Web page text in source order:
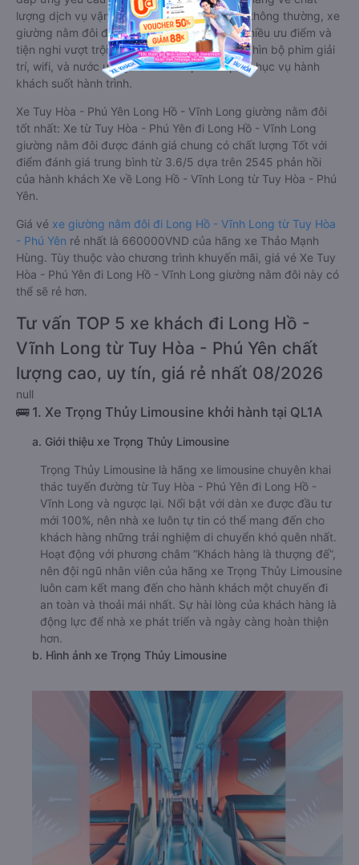
lượng dịch vụ vận tải. So với xe giường nằm thông thường, xe
giường nằm đôi đi Long Hồ - Vĩnh Long có nhiều ưu điểm và
tiện nghi vượt trội. Màn hình LCD với hàng nghìn bộ phim giải
trí, wifi, và nước uống và chăn đắp miễn phí phục vụ hành
khách suốt hành trình.
Xe Tuy Hòa - Phú Yên Long Hồ - Vĩnh Long giường nằm đôi
tốt nhất: Xe từ Tuy Hòa - Phú Yên đi Long Hồ - Vĩnh Long
giường nằm đôi được đánh giá chung có chất lượng Tốt với
điểm đánh giá trung bình từ 3.6/5 dựa trên 2545 phản hồi
của hành khách Xe về Long Hồ - Vĩnh Long từ Tuy Hòa - Phú
Yên.
Giá vé xe giường nằm đôi đi Long Hồ - Vĩnh Long từ Tuy Hòa
- Phú Yên rẻ nhất là 660000VND của hãng xe Thảo Mạnh
Hùng. Tùy thuộc vào chương trình khuyến mãi, giá vé Xe Tuy
Hòa - Phú Yên đi Long Hồ - Vĩnh Long giường nằm đôi này có
thể sẽ rẻ hơn.
Tư vấn TOP 5 xe khách đi Long Hồ -
Vĩnh Long từ Tuy Hòa - Phú Yên chất
lượng cao, uy tín, giá rẻ nhất 08/2026
null
🚌 1. Xe Trọng Thủy Limousine khởi hành tại QL1A
a. Giới thiệu xe Trọng Thủy Limousine
Trọng Thủy Limousine là hãng xe limousine chuyên khai
thác tuyến đường từ Tuy Hòa - Phú Yên đi Long Hồ -
Vĩnh Long và ngược lại. Nổi bật với dàn xe được đầu tư
mới 100%, nên nhà xe luôn tự tin có thể mang đến cho
khách hàng những trải nghiệm di chuyển khó quên nhất.
Hoạt động với phương châm “Khách hàng là thượng đế”,
nên đội ngũ nhân viên của hãng xe Trọng Thủy Limousine
luôn cam kết mang đến cho hành khách một chuyến đi
an toàn và thoải mái nhất. Sự hài lòng của khách hàng là
động lực để nhà xe phát triển và ngày càng hoàn thiện
hơn.
b. Hình ảnh xe Trọng Thủy Limousine